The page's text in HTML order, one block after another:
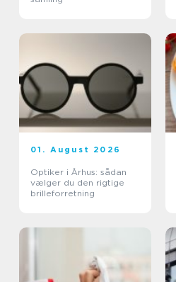
01. August 2026
Optiker i Århus: sådan
vælger du den rigtige
brilleforretning